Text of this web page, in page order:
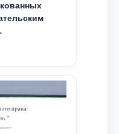
реформ и